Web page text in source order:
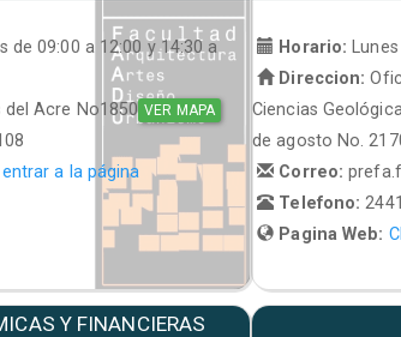
de 09:00 a 12:00 y 14:30 a
del Acre No1850 VER MAPA
a la página
Horario:
Direccion:
Ciencias
de agosto No.
Correo:
Telefono:
Pagina Web:
Y FINANCIERAS